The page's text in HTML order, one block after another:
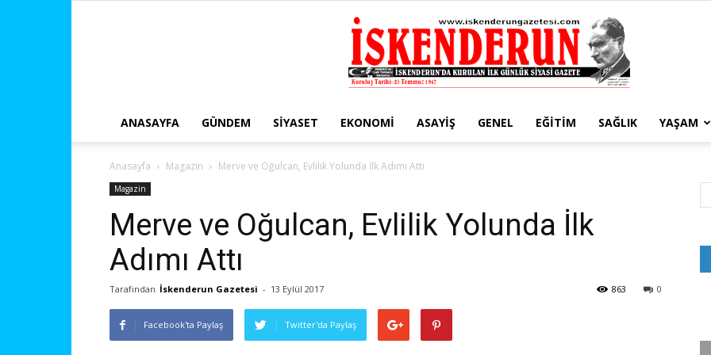
ANASAYFA GÜNDEM SIYASET EKONOMI ASAYIŞ GENEL EĞITIM SAĞLIK YAŞAM
Anasayfa Magazin Merve ve Oğulcan, Evlilik Yolunda İlk Adımı Attı
Magazin
Merve ve Oğulcan, Evlilik Yolunda İlk
Adımı Attı
Tarafından İskenderun Gazetesi - 13 Eylül 2017 0
863
Facebook'ta Paylaş Twitter'da Paylaş